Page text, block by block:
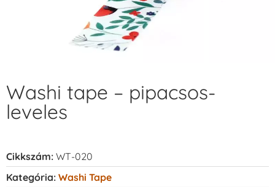
Washi tape – pipacsos-
leveles
Cikkszám: WT-020
Kategória: Washi Tape